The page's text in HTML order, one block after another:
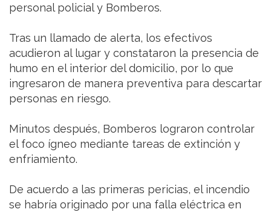
personal policial y Bomberos.
Tras un llamado de alerta, los efectivos
acudieron al lugar y constataron la presencia de
humo en el interior del domicilio, por lo que
ingresaron de manera preventiva para descartar
personas en riesgo.
Minutos después, Bomberos lograron controlar
el foco ígneo mediante tareas de extinción y
enfriamiento.
De acuerdo a las primeras pericias, el incendio
se habría originado por una falla eléctrica en